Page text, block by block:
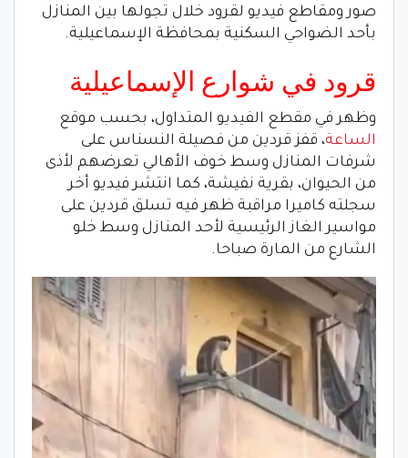
صور ومقاطع فيديو لقرود خلال تجولها بين المنازل
بأحد الضواحي السكنية بمحافظة الإسماعيلية.
قرود في شوارع الإسماعيلية
وظهر في مقطع الفيديو المتداول، بحسب موقع
الساعة، قفز قردين من فصيلة النسناس على
شرفات المنازل وسط خوف الأهالي تعرضهم لأذى
من الحيوان، بقرية نفيشة، كما انتشر فيديو أخر
سجلته كاميرا مراقبة ظهر فيه تسلق قردين على
مواسير الغاز الرئيسية لأحد المنازل وسط خلو
الشارع من المارة صباحا.